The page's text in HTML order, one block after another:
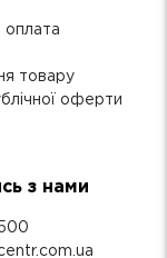
оплата
товару
оферти
з нами